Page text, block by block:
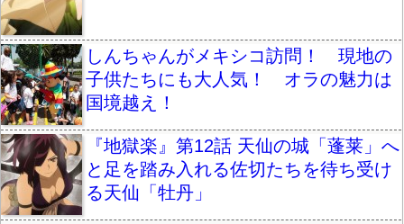
しんちゃんがメキシコ訪問！ 現地の
子供たちにも大人気！ オラの魅力は
国境越え！
『地獄楽』第12話 天仙の城「蓬莱」へ
と足を踏み入れる佐切たちを待ち受け
る天仙「牡丹」